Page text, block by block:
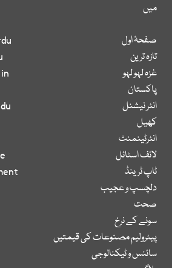
میں
صفحۂ اول
تازہ ترین
غزہ لہو لہو
پاکستان
انٹر نیشنل
کھیل
انٹرٹینمنٹ
لائف اسٹائل
ٹاپ ٹرینڈ
دلچسپ و عجیب
صحت
سونے کے نرخ
پیٹرولیم مصنوعات کی قیمتیں
سائنس و ٹیکنالوجی